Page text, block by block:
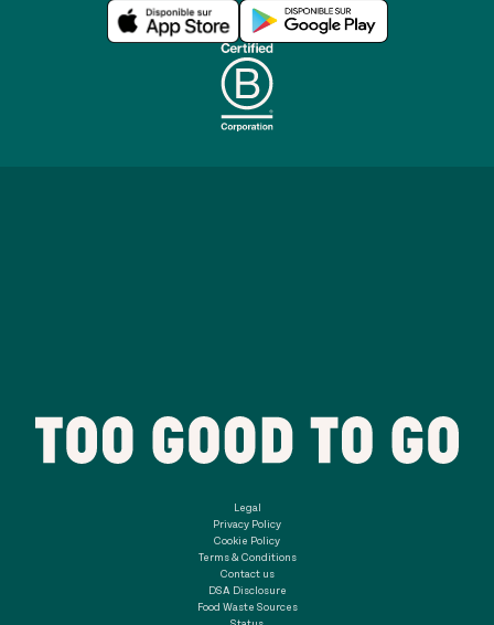
Legal
Privacy Policy
Cookie Policy
Terms & Conditions
Contact us
DSA Disclosure
Food Waste Sources